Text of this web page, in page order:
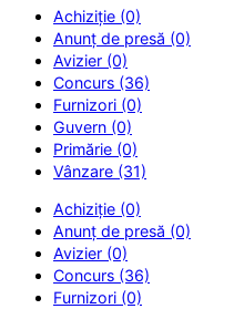
Achiziție (0)
Anunț de presă (0)
Avizier (0)
Concurs (36)
Furnizori (0)
Guvern (0)
Primărie (0)
Vânzare (31)
Achiziție (0)
Anunț de presă (0)
Avizier (0)
Concurs (36)
Furnizori (0)